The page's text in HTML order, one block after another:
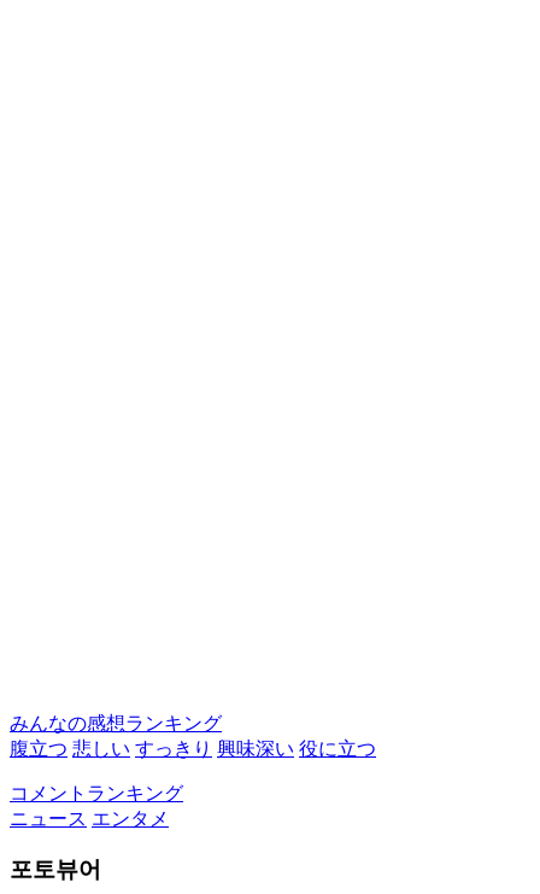
みんなの感想ランキング
腹立つ 悲しい すっきり 興味深い 役に立つ
コメントランキング
ニュース エンタメ
포토뷰어